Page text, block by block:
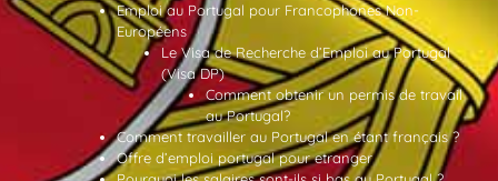
Emploi au Portugal pour Francophones Non-
Européens
Le Visa de Recherche d’Emploi au Portugal
(Visa DP)
Comment obtenir un permis de travail
au Portugal?
Comment travailler au Portugal en étant français ?
Offre d’emploi portugal pour etranger